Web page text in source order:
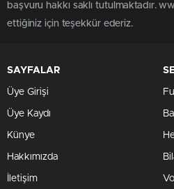
başvuru hakkı saklı tutulmaktadır.
ettiğiniz için teşekkür ederiz.
SAYFALAR
Üye Girişi
Üye Kaydı
Künye
Hakkımızda
İletişim